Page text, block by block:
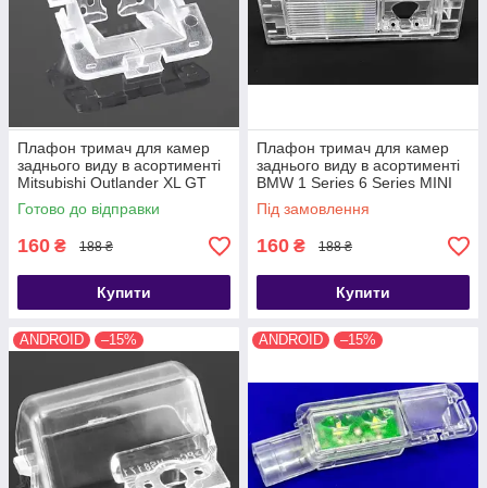
Плафон тримач для камер
заднього виду в асортименті
Mitsubishi Outlander XL GT
Airtrek 2006-2013
Готово до відправки
160 ₴ 188 ₴
Купити
Плафон тримач для камер
заднього виду в асортименті
BMW 1 Series 6 Series MINI
CLUBMAN 2016
Під замовлення
160 ₴ 188 ₴
Купити
ANDROID –15% ANDROID –15%